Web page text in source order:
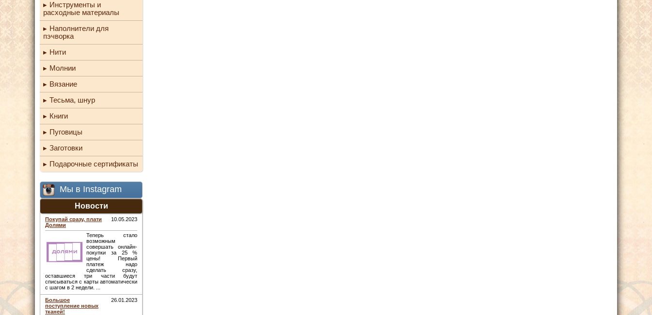
Инструменты и
расходные материалы
Наполнители для
пэчворка
Нити
Молнии
Вязание
Тесьма, шнур
Книги
Пуговицы
Заготовки
Подарочные сертификаты
Мы в Instagram
Новости
Покупай сразу, плати
Долями
10.05.2023
Теперь стало
возможным
совершать онлайн-
покупки за 25 %
цены! Первый
платеж надо
сделать сразу,
оставшиеся три части будут
списываться с карты автоматически
с шагом в 2 недели. ...
Большое
поступление новых
тканей!
26.01.2023